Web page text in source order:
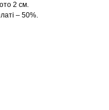
2 см.
– 50%.